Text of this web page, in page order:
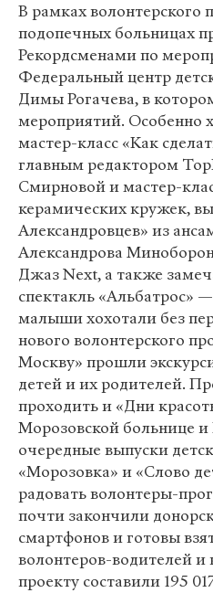
В рамках волонтерского
подопечных больницах
Рекордсменами по
Федеральный центр
Димы Рогачева, в
мероприятий. Особенно
мастер-класс «Как
главным редактором
Смирновой и мастер-
керамических кружек,
Александровцев» из
Александрова
Джаз Next, а также
спектакль «Альбатрос»
малыши хохотали без
нового волонтерского
Москву» прошли
детей и их родителей.
проходить и «Дни
Морозовской больнице
очередные выпуски
«Морозовка» и «Слово
радовать волонтеры-
почти закончили
смартфонов и готовы
волонтеров-водителей и
проекту составили 195